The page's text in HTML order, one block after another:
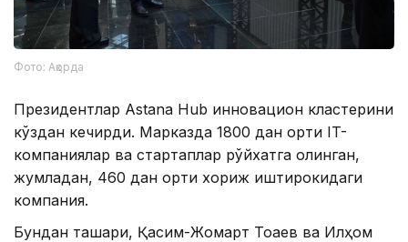
Фото: Ақорда
Президентлар Astana Hub инновацион кластерини
кўздан кечирди. Марказда 1800 дан ортиқ IT-
компаниялар ва стартаплар рўйхатга олинган,
жумладан, 460 дан ортиқ хориж иштирокидаги
компания.
Бундан ташқари, Қасим-Жомарт Тоқаев ва Илҳом